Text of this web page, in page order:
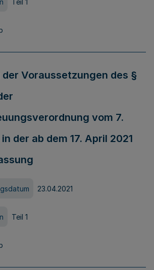
Voraussetzungen des §
vom 7.
der ab dem 17. April 2021
23.04.2021
Teil 1